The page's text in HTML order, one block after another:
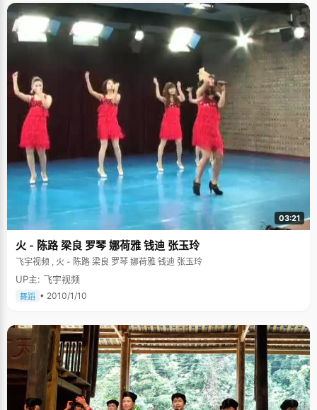
不会凭空得到，收获之前必经要辛勤耕耘。"以前总是自我为中心，不理解爸
爸妈妈，上了中学之后才开始懂事起来"。每次在妈妈的生日当天，杨楠楠都
会偷偷的订一个蛋糕，买一束花送给妈妈，虽然俭朴的妈妈总是说"不要乱花
钱"，但是一边又很高兴的把花插起来放在客厅显眼的位置，连续几天里心情
都会特别好。爸爸生日的时候，杨楠楠也会送些小玩意当礼物，有一次，她
用荷叶包了盒香烟，外边包上彩纸，贴上花，当作生日礼物送给爸爸。当杨
爸爸打开礼物，看到那张女儿写的"吸烟有害健康"的纸条时，眼睛不禁湿润
了起来，据说，自此以后，杨爸爸爱抽烟的习惯收敛了很多。 写到这里，似
乎与"高考状元"有些偏题，但是，这正是状元最真实的生活，并没有像大多
数人想像的那样，除了学习和练习之外，木纳又缺乏生活乐趣。杨楠楠说，
学习方法，技巧因人而异，自己曾经试过熬夜，羡慕过那些整天埋头苦读，
彻夜不眠却仍然能神采奕奕的人，但是她做不到，怎么努力也抵挡不住拼命
打架的上下眼皮。"狗熊嘴大啃地瓜，麻雀嘴小啄芝麻"，做什么事情，都量
力而行，不要勉强自己，只要在做事情的时候，保持着一种认真努力、对自
己负责的态度就够了，就像学琴一样，那种坚持更加可贵。 在自己的速写
中，杨楠楠很感性的写道："我只追求一种平淡的生活。就如我是双鱼座一
样，只想在生活的辽阔海洋中做一条平凡而又快乐的鱼儿，能够自由地摇着
尾巴，尽情享受身边点滴的感悟带给自己的小小幸福&hellip;&hellip;"虽然，
对于未来，杨楠楠的规划还不是很完善，考研出国都还不确定，但是可以肯
定的是，不管生活还是学习，杨楠楠都会一如既往的认真对待，勤奋努力，
珍惜眼前的每一个瞬间，认真享受生活。 后记： 这是从百度贴吧里找到的一
幅杨楠楠唱越剧时候的照片，很有神韵，有板有眼。杨楠楠说，妈妈是个戏
迷，小时候送自己上学的时候，就会在路上教自己唱戏，久而久之，就开始
喜欢上了戏曲，京剧、黄梅戏、评剧、越剧都能唱上几段。杨楠楠加入了北
大越剧社，每个周末，大家就会聚在一起练习，有人弹古筝，有人打节奏，
生活的调剂和一生的乐趣。
03:21
火 - 陈路 梁良 罗琴 娜荷雅 钱迪 张玉玲
飞宇视频 , 火 - 陈路 梁良 罗琴 娜荷雅 钱迪 张玉玲
UP主: 飞宇视频
舞蹈 • 2010/1/10